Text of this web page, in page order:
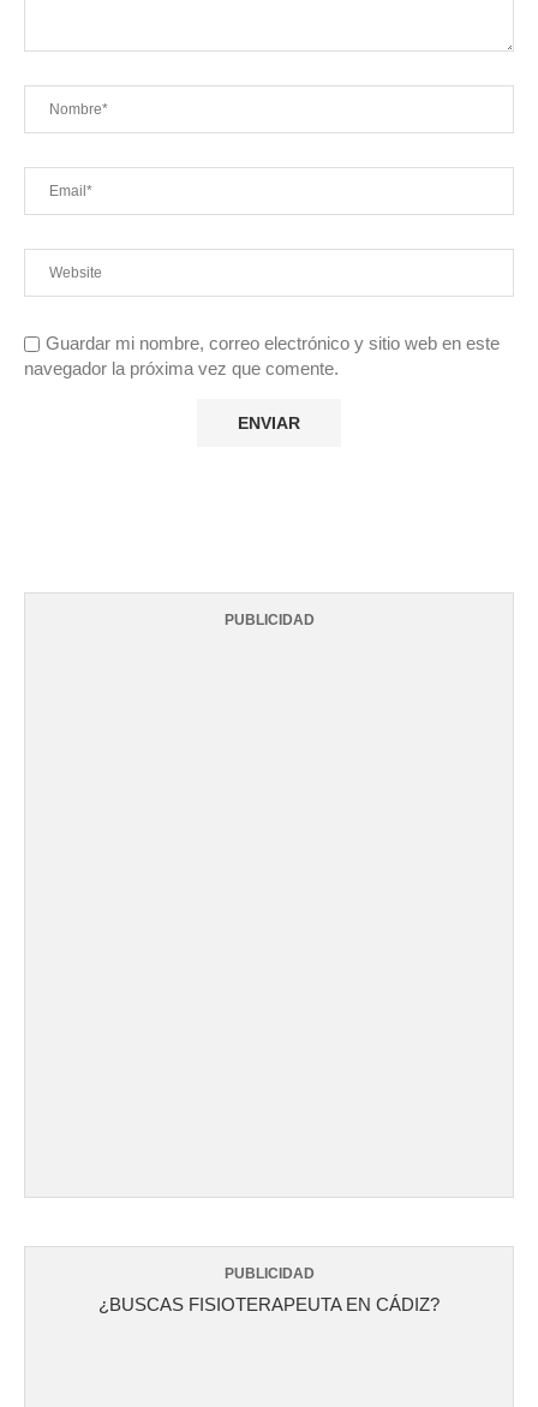
Guardar mi nombre, correo electrónico y sitio web en este
navegador la próxima vez que comente.
PUBLICIDAD
PUBLICIDAD
¿BUSCAS FISIOTERAPEUTA EN CÁDIZ?